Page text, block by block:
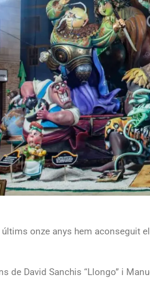
últims onze anys hem aconseguit
de David Sanchis “Llongo” i